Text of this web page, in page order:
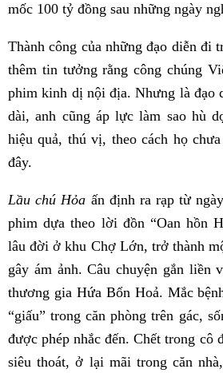
mốc 100 tỷ đồng sau những ngày
Thành công của những đạo diễn đi
thêm tin tưởng rằng công chúng
phim kinh dị nội địa. Nhưng là đạo
dài, anh cũng áp lực làm sao hù
hiệu quả, thú vị, theo cách họ
đây.
Lầu chú Hỏa ấn định ra rạp từ
phim dựa theo lời đồn “Oan hồn
lâu đời ở khu Chợ Lớn, trở thành
gây ám ảnh. Câu chuyện gắn liền
thương gia Hứa Bổn Hoả. Mắc
“giấu” trong căn phòng trên gác,
được phép nhắc đến. Chết trong cô
siêu thoát, ở lại mãi trong căn